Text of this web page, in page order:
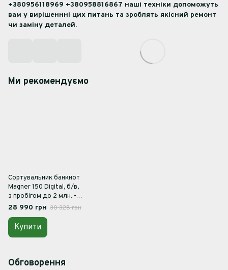
+380956118969 +380958816867 наші техніки допоможуть
вам у вирішеннні цих питань та зроблять якісний ремонт
чи заміну деталей.
Ми рекомендуємо
Сортувальник банкнот
Magner 150 Digital, б/в,
з пробігом до 2 млн. -
купити в Україні, ціна,
28 990 грн 30 328 грн
Купити
Обговорення